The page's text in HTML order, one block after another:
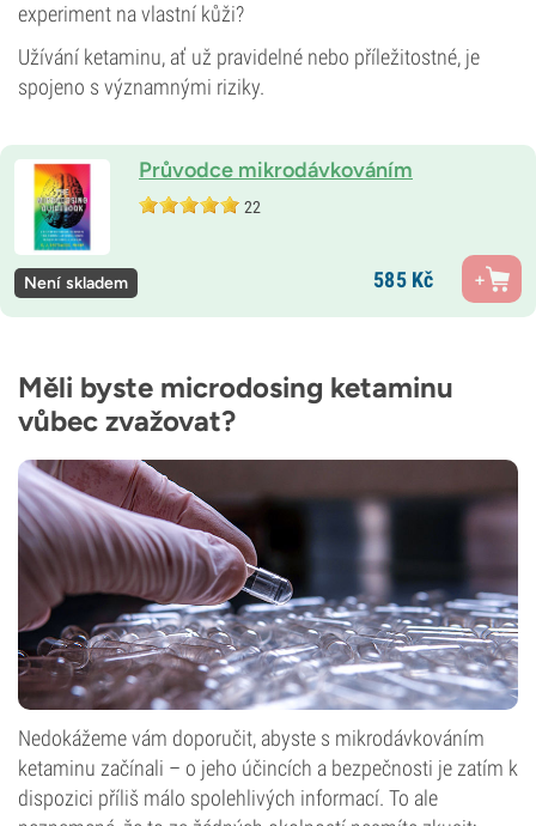
experiment na vlastní kůži?
Užívání ketaminu, ať už pravidelné nebo příležitostné, je
spojeno s významnými riziky.
Průvodce mikrodávkováním
22
Není skladem 585Kč
Měli byste microdosing ketaminu
vůbec zvažovat?
Nedokážeme vám doporučit, abyste s mikrodávkováním
ketaminu začínali – o jeho účincích a bezpečnosti je zatím k
dispozici příliš málo spolehlivých informací. To ale